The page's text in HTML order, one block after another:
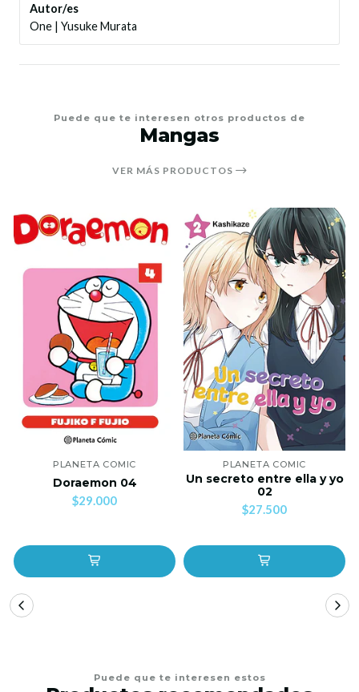
Autor/es
One | Yusuke Murata
Puede que te interesen otros productos de
Mangas
VER MÁS PRODUCTOS
PLANETA COMIC
Doraemon 04
$29.000
PLANETA COMIC
Un secreto entre ella y yo
02
$27.500
Puede que te interesen estos